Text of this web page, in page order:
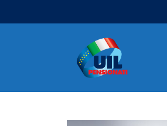
Navigazione principale